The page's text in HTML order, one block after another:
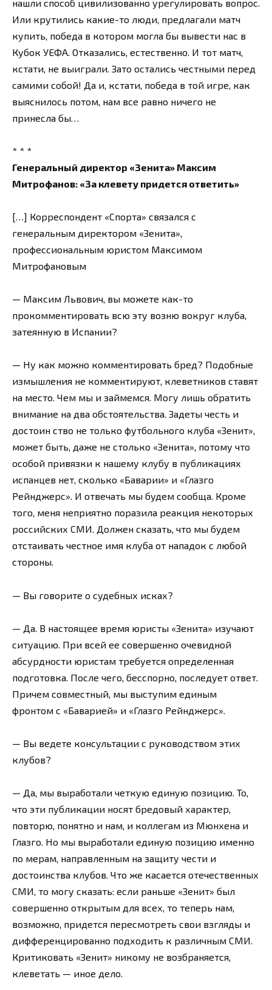
нашли способ цивилизованно урегулировать вопрос.
Или крутились какие-то люди, предлагали матч
купить, победа в котором могла бы вывести нас в
Кубок УЕФА. Отказались, естественно. И тот матч,
кстати, не выиграли. Зато остались честными перед
самими собой! Да и, кстати, победа в той игре, как
выяснилось потом, нам все равно ничего не
принесла бы…
* * *
Генеральный директор «Зенита» Максим
Митрофанов: «За клевету придется ответить»
[…] Корреспондент «Спорта» связался с
генеральным директором «Зенита»,
профессиональным юристом Максимом
Митрофановым
— Максим Львович, вы можете как-то
прокомментировать всю эту возню вокруг клуба,
затеянную в Испании?
— Ну как можно комментировать бред? Подобные
измышления не комментируют, клеветников ставят
на место. Чем мы и займемся. Могу лишь обратить
внимание на два обстоятельства. Задеты честь и
достоин ство не только футбольного клуба «Зенит»,
может быть, даже не столько «Зенита», потому что
особой привязки к нашему клубу в публикациях
испанцев нет, сколько «Баварии» и «Глазго
Рейнджерс». И отвечать мы будем сообща. Кроме
того, меня неприятно поразила реакция некоторых
российских СМИ. Должен сказать, что мы будем
отстаивать честное имя клуба от нападок с любой
стороны.
— Вы говорите о судебных исках?
— Да. В настоящее время юристы «Зенита» изучают
ситуацию. При всей ее совершенно очевидной
абсурдности юристам требуется определенная
подготовка. После чего, бесспорно, последует ответ.
Причем совместный, мы выступим единым
фронтом с «Баварией» и «Глазго Рейнджерс».
— Вы ведете консультации с руководством этих
клубов?
— Да, мы выработали четкую единую позицию. То,
что эти публикации носят бредовый характер,
повторю, понятно и нам, и коллегам из Мюнхена и
Глазго. Но мы выработали единую позицию именно
по мерам, направленным на защиту чести и
достоинства клубов. Что же касается отечественных
СМИ, то могу сказать: если раньше «Зенит» был
совершенно открытым для всех, то теперь нам,
возможно, придется пересмотреть свои взгляды и
дифференцированно подходить к различным СМИ.
Критиковать «Зенит» никому не возбраняется,
клеветать — иное дело.